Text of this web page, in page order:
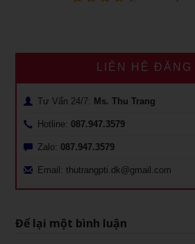
LIÊN HỆ ĐĂNG
Tư Vấn 24/7: Ms. Thu Trang
Hotline: 087.947.3579
Zalo: 087.947.3579
Email: thutrangpti.dk@gmail.com
Để lại một bình luận